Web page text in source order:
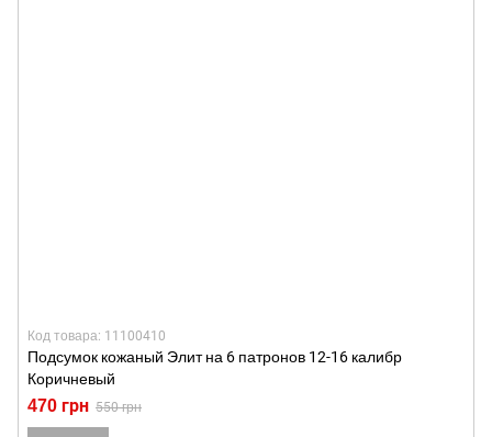
Код товара: 11100410
Подсумок кожаный Элит на 6 патронов 12-16 калибр
Коричневый
470 грн 550 грн